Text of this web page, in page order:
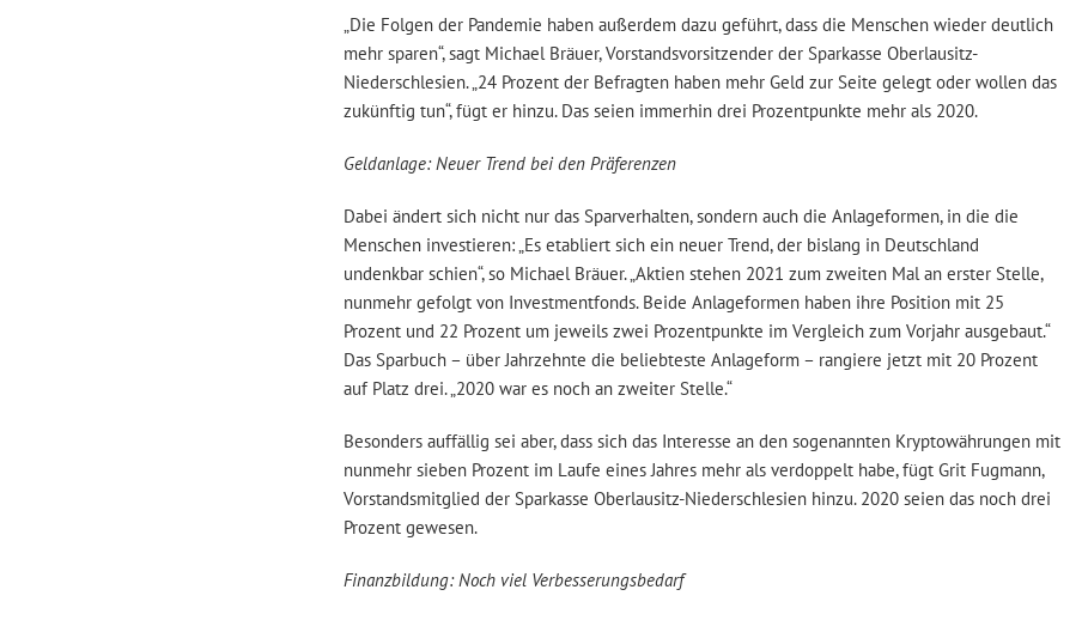
„Die Folgen der Pandemie haben außerdem dazu geführt, dass die Menschen wieder deutlich
mehr sparen“, sagt Michael Bräuer, Vorstandsvorsitzender der Sparkasse Oberlausitz-
Niederschlesien. „24 Prozent der Befragten haben mehr Geld zur Seite gelegt oder wollen das
zukünftig tun“, fügt er hinzu. Das seien immerhin drei Prozentpunkte mehr als 2020.
Geldanlage: Neuer Trend bei den Präferenzen
Dabei ändert sich nicht nur das Sparverhalten, sondern auch die Anlageformen, in die die
Menschen investieren: „Es etabliert sich ein neuer Trend, der bislang in Deutschland
undenkbar schien“, so Michael Bräuer. „Aktien stehen 2021 zum zweiten Mal an erster Stelle,
nunmehr gefolgt von Investmentfonds. Beide Anlageformen haben ihre Position mit 25
Prozent und 22 Prozent um jeweils zwei Prozentpunkte im Vergleich zum Vorjahr ausgebaut.“
Das Sparbuch – über Jahrzehnte die beliebteste Anlageform – rangiere jetzt mit 20 Prozent
auf Platz drei. „2020 war es noch an zweiter Stelle.“
Besonders auffällig sei aber, dass sich das Interesse an den sogenannten Kryptowährungen mit
nunmehr sieben Prozent im Laufe eines Jahres mehr als verdoppelt habe, fügt Grit Fugmann,
Vorstandsmitglied der Sparkasse Oberlausitz-Niederschlesien hinzu. 2020 seien das noch drei
Prozent gewesen.
Finanzbildung: Noch viel Verbesserungsbedarf